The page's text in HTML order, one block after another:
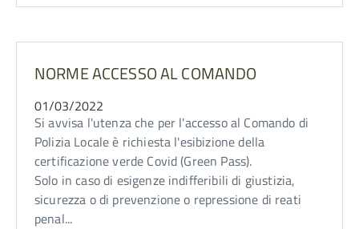
NORME ACCESSO AL COMANDO
01/03/2022
Si avvisa l'utenza che per l'accesso al Comando di
Polizia Locale è richiesta l'esibizione della
certificazione verde Covid (Green Pass).
Solo in caso di esigenze indifferibili di giustizia,
sicurezza o di prevenzione o repressione di reati
penal...